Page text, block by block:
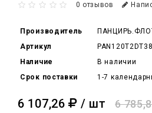
0 отзывов
Производитель
Артикул
Наличие
В наличии
Срок поставки
1-7
6 107,26 / шт 6